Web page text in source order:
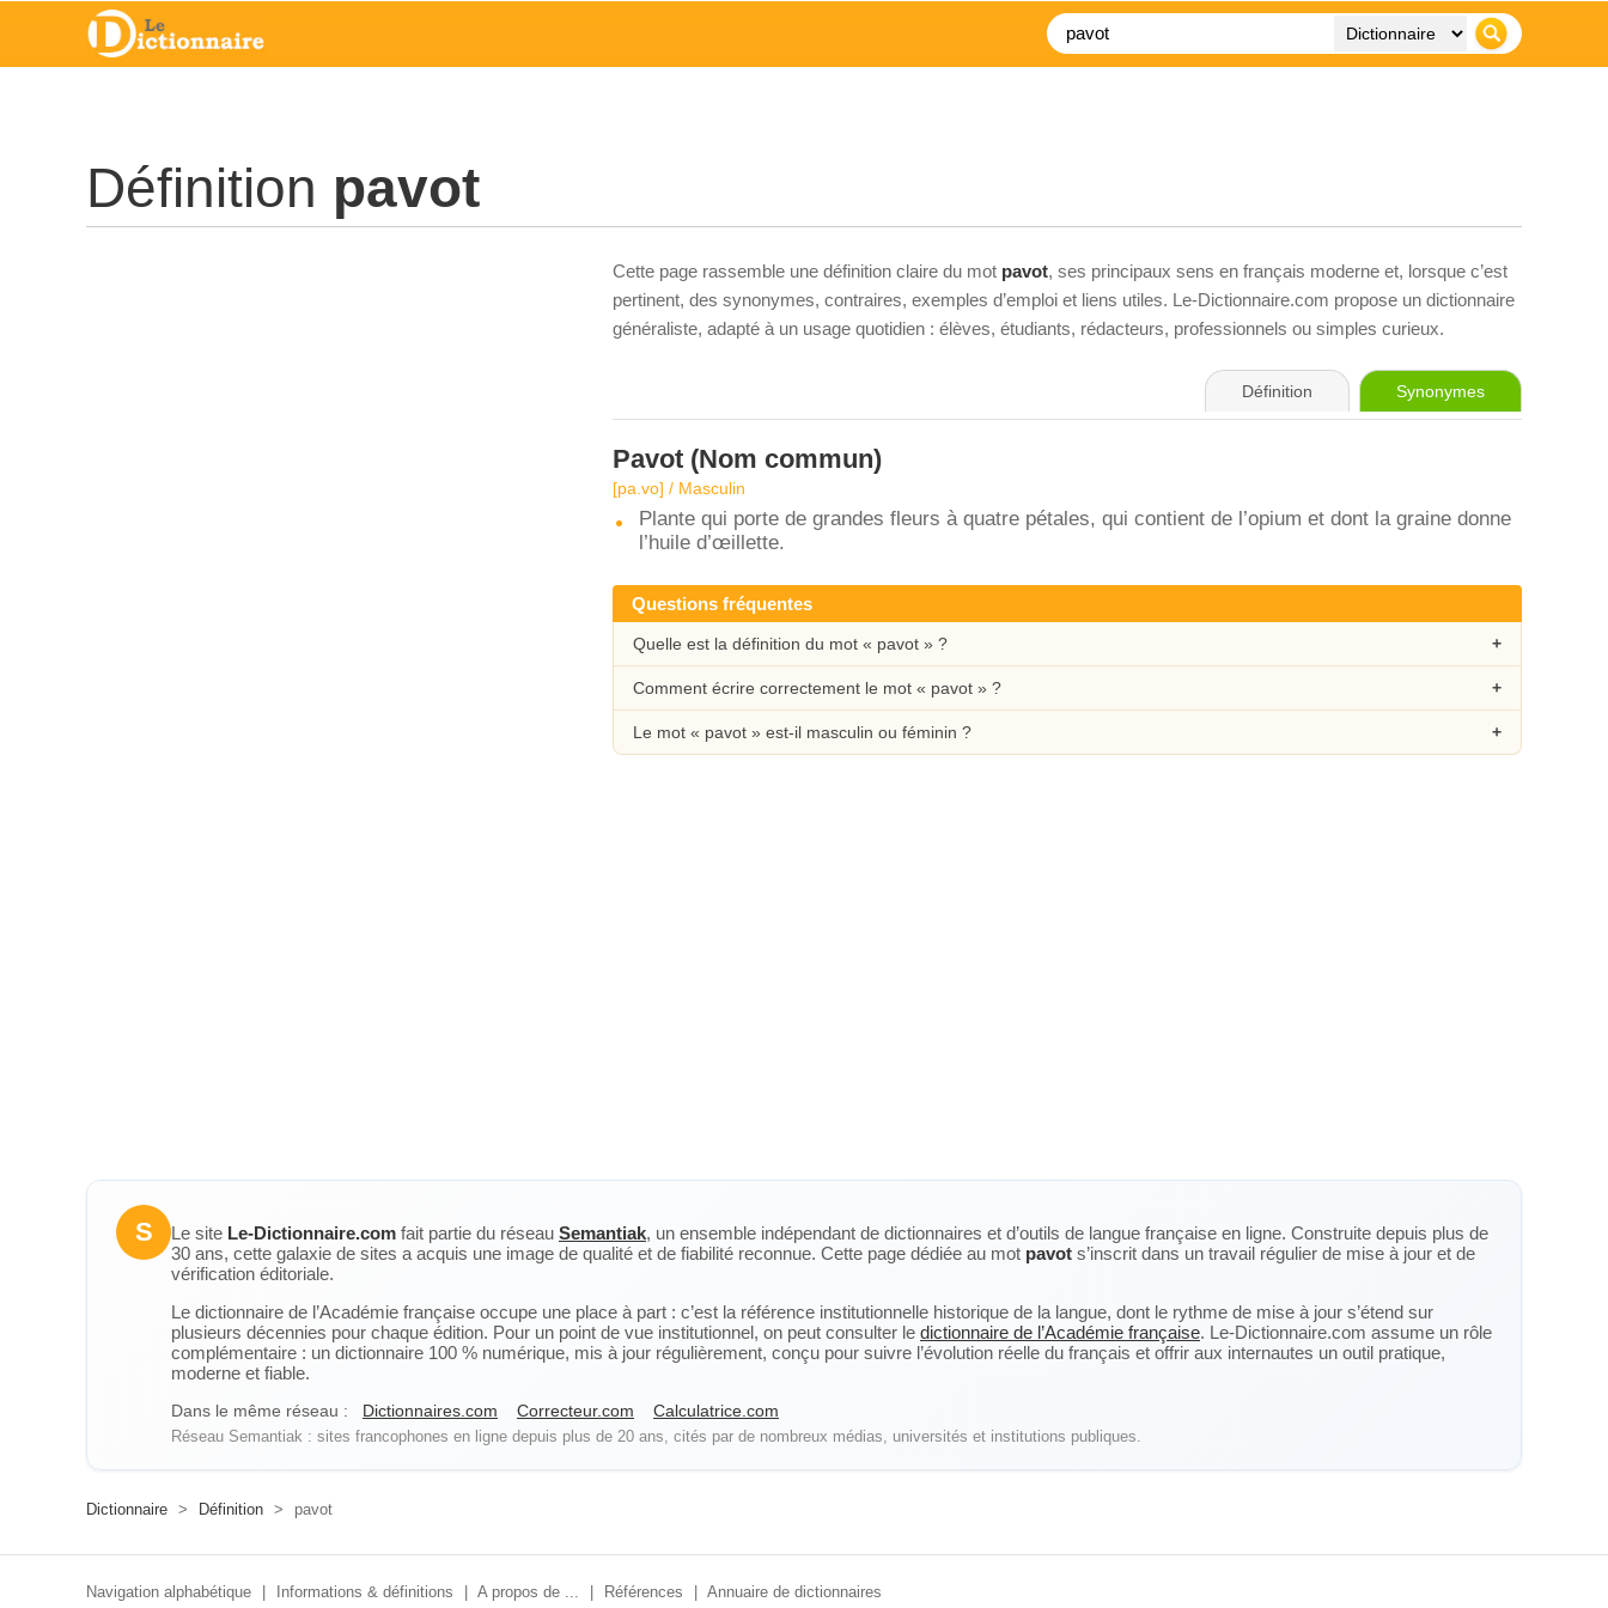
Définition pavot
Cette page rassemble une définition claire du mot pavot, ses principaux sens en français moderne et, lorsque c’est
pertinent, des synonymes, contraires, exemples d’emploi et liens utiles. Le-Dictionnaire.com propose un dictionnaire
généraliste, adapté à un usage quotidien : élèves, étudiants, rédacteurs, professionnels ou simples curieux.
Définition Synonymes
Pavot (Nom commun)
[pa.vo] / Masculin
Plante qui porte de grandes fleurs à quatre pétales, qui contient de l’opium et dont la graine donne
l’huile d’œillette.
Questions fréquentes
Quelle est la définition du mot « pavot » ?
Comment écrire correctement le mot « pavot » ?
Le mot « pavot » est-il masculin ou féminin ?
S Le site Le-Dictionnaire.com fait partie du réseau Semantiak, un ensemble indépendant de dictionnaires et d’outils de langue française en ligne. Construite depuis plus de
30 ans, cette galaxie de sites a acquis une image de qualité et de fiabilité reconnue. Cette page dédiée au mot pavot s’inscrit dans un travail régulier de mise à jour et de
vérification éditoriale.
Le dictionnaire de l’Académie française occupe une place à part : c’est la référence institutionnelle historique de la langue, dont le rythme de mise à jour s’étend sur
plusieurs décennies pour chaque édition. Pour un point de vue institutionnel, on peut consulter le dictionnaire de l’Académie française. Le-Dictionnaire.com assume un rôle
complémentaire : un dictionnaire 100 % numérique, mis à jour régulièrement, conçu pour suivre l’évolution réelle du français et offrir aux internautes un outil pratique,
moderne et fiable.
Dans le même réseau : Dictionnaires.com Correcteur.com Calculatrice.com
Réseau Semantiak : sites francophones en ligne depuis plus de 20 ans, cités par de nombreux médias, universités et institutions publiques.
Dictionnaire > Définition > pavot
Navigation alphabétique Informations & définitions A propos de ... Références Annuaire de dictionnaires